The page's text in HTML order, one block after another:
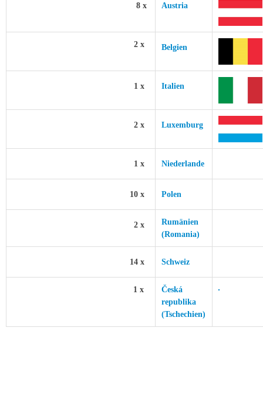
8 x Austria
2 x Belgien
1 x Italien
2 x Luxemburg
1 x Niederlande
10 x Polen
2 x
Rumänien
(Romania)
14 x Schweiz
1 x
Česká
republika
(Tschechien)